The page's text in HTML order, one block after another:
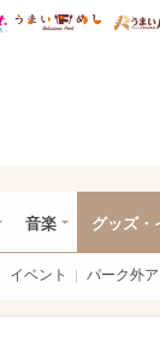
総研 ディズニー
mimot. うまい
音楽 グッズ・
イベント パーク外